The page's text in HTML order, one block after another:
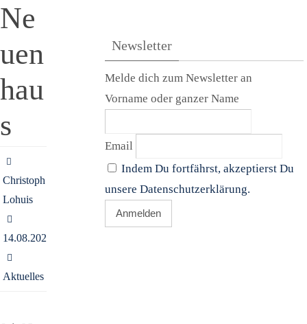
Ne
uen
hau
s
Christoph
Lohuis
14.08.2025
Aktuelles
Newsletter
Melde dich zum Newsletter an
Vorname oder ganzer Name
Email
Indem Du fortfährst, akzeptierst Du
unsere Datenschutzerklärung.